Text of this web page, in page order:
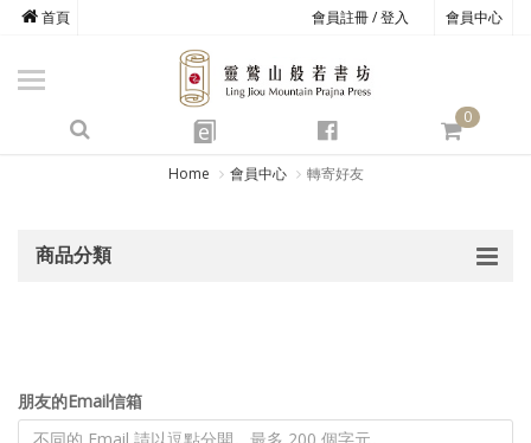
會員註冊 / 登入 會員中心
首頁
e
0
商品總覽
心道書庫
靈鷲叢書
心靈影音
Home 會員中心 轉寄好友
商品分類
朋友的Email信箱